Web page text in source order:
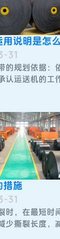
用说明是怎
31
的规划依据：
认运送机的工
措施
31
时，在最短时
少撕裂长度，